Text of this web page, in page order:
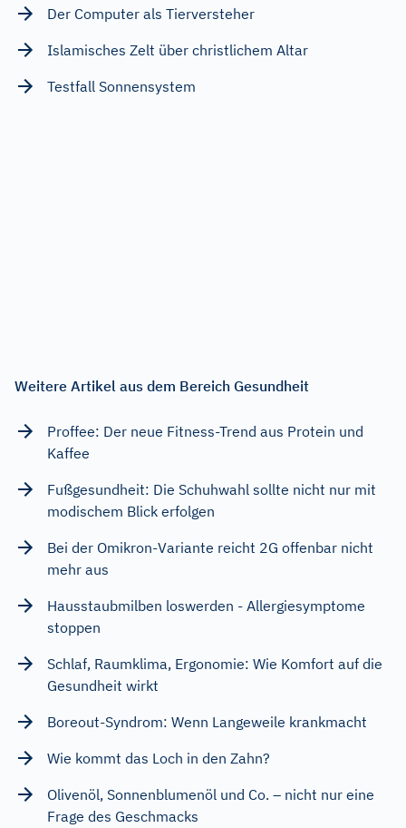
Der Computer als Tierversteher
Islamisches Zelt über christlichem Altar
Testfall Sonnensystem
Weitere Artikel aus dem Bereich Gesundheit
Proffee: Der neue Fitness-Trend aus Protein und
Kaffee
Fußgesundheit: Die Schuhwahl sollte nicht nur mit
modischem Blick erfolgen
Bei der Omikron-Variante reicht 2G offenbar nicht
mehr aus
Hausstaubmilben loswerden - Allergiesymptome
stoppen
Schlaf, Raumklima, Ergonomie: Wie Komfort auf die
Gesundheit wirkt
Boreout-Syndrom: Wenn Langeweile krankmacht
Wie kommt das Loch in den Zahn?
Olivenöl, Sonnenblumenöl und Co. – nicht nur eine
Frage des Geschmacks